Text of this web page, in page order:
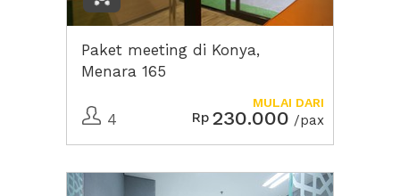
Paket meeting di Konya,
Menara 165
4 Rp 230.000 /pax
MULAI DARI
Previous Next2